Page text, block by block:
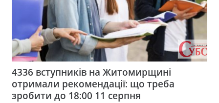
4336 вступників на Житомирщині
отримали рекомендації: що треба
зробити до 18:00 11 серпня